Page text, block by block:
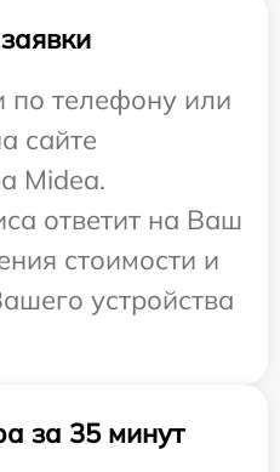
по телефону или
сайте
Midea.
ответит на Ваш
стоимости и
устройства
за 35 минут